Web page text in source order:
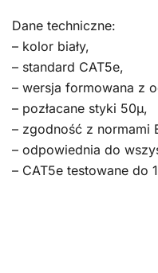
Dane techniczne:
– kolor biały,
– standard CAT5e,
– wersja formowana z
– pozłacane styki 50μ,
– zgodność z normami
– odpowiednia do
– CAT5e testowane do